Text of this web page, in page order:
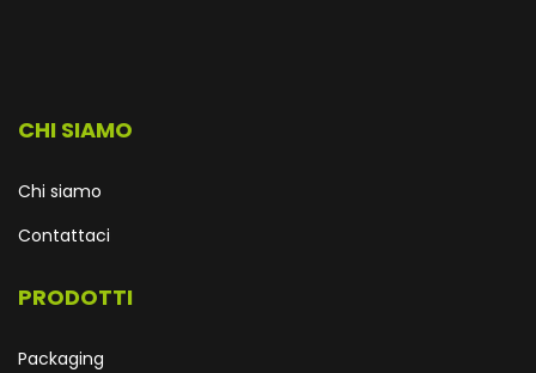
CHI SIAMO
Chi siamo
Contattaci
PRODOTTI
Packaging